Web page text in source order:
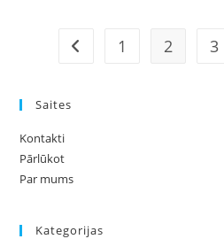
Atgūšanas
Go to the previous page
1 2 3
Saites
Kontakti
Pārlūkot
Par mums
Kategorijas